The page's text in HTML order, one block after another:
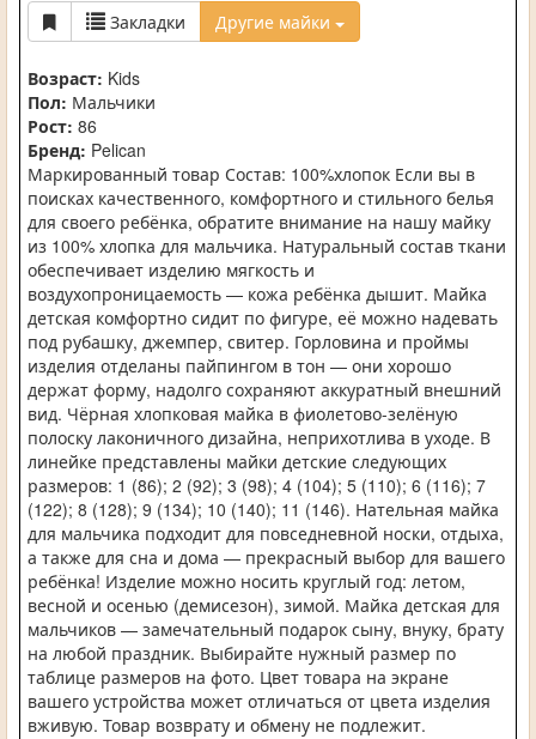
Закладки Другие майки
Возраст: Kids
Пол: Мальчики
Рост: 86
Бренд: Pelican
Маркированный товар Состав: 100%хлопок Если вы в
поисках качественного, комфортного и стильного белья
для своего ребёнка, обратите внимание на нашу майку
из 100% хлопка для мальчика. Натуральный состав ткани
обеспечивает изделию мягкость и
воздухопроницаемость — кожа ребёнка дышит. Майка
детская комфортно сидит по фигуре, её можно надевать
под рубашку, джемпер, свитер. Горловина и проймы
изделия отделаны пайпингом в тон — они хорошо
держат форму, надолго сохраняют аккуратный внешний
вид. Чёрная хлопковая майка в фиолетово-зелёную
полоску лаконичного дизайна, неприхотлива в уходе. В
линейке представлены майки детские следующих
размеров: 1 (86); 2 (92); 3 (98); 4 (104); 5 (110); 6 (116); 7
(122); 8 (128); 9 (134); 10 (140); 11 (146). Нательная майка
для мальчика подходит для повседневной носки, отдыха,
а также для сна и дома — прекрасный выбор для вашего
ребёнка! Изделие можно носить круглый год: летом,
весной и осенью (демисезон), зимой. Майка детская для
мальчиков — замечательный подарок сыну, внуку, брату
на любой праздник. Выбирайте нужный размер по
таблице размеров на фото. Цвет товара на экране
вашего устройства может отличаться от цвета изделия
вживую. Товар возврату и обмену не подлежит.